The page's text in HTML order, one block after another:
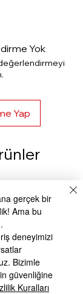
Yok
Yap
gerçek bir
Ama bu
deneyimizi
Bizimle
güvenliğine
Kuralları